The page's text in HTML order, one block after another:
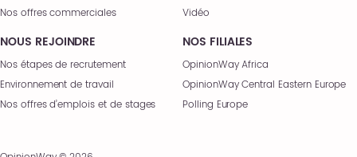
Nos offres commerciales
Vidéo
NOUS REJOINDRE
Nos étapes de recrutement
Environnement de travail
Nos offres d’emplois et de stages
NOS FILIALES
OpinionWay Africa
OpinionWay Central Eastern Europe
Polling Europe